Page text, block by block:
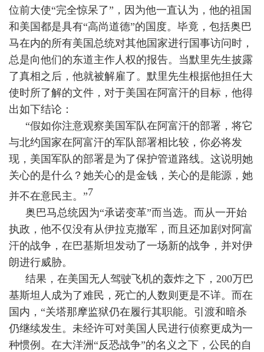
位前大使“完全惊呆了”，因为他一直认为，他的祖国
和美国都是具有“高尚道德”的国度。毕竟，包括奥巴
马在内的所有美国总统对其他国家进行国事访问时，
总是向他们的东道主作人权的报告。当默里先生披露
了真相之后，他就被解雇了。默里先生根据他担任大
使时所了解的文件，对于美国在阿富汗的目标，他得
出如下结论：
“假如你注意观察美国军队在阿富汗的部署，将它
与北约国家在阿富汗的军队部署相比较，你必将发
现，美国军队的部署是为了保护管道路线。这说明她
关心的是什么？她关心的是金钱，关心的是能源，她
并不在意民主。”7
奥巴马总统因为“承诺变革”而当选。而从一开始
执政，他不仅没有从伊拉克撤军，而且还加剧对阿富
汗的战争，在巴基斯坦发动了一场新的战争，并对伊
朗进行威胁。
结果，在美国无人驾驶飞机的轰炸之下， 200万巴
基斯坦人成为了难民，死亡的人数则更是不详。而在
国内，“关塔那摩监狱仍在履行其职能。引渡和暗杀
仍继续发生。未经许可对美国人民进行侦察更成为一
种惯例。在大洋洲“反恐战争”的名义之下，公民的自